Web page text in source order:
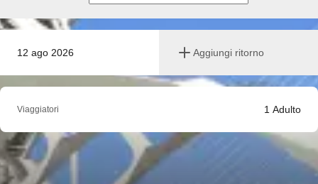
12 ago 2026 Aggiungi ritorno
Viaggiatori 1 Adulto